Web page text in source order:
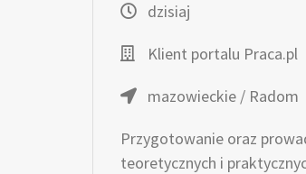
dzisiaj
Klient portalu Praca.pl
mazowieckie / Radom
Przygotowanie oraz
teoretycznych i